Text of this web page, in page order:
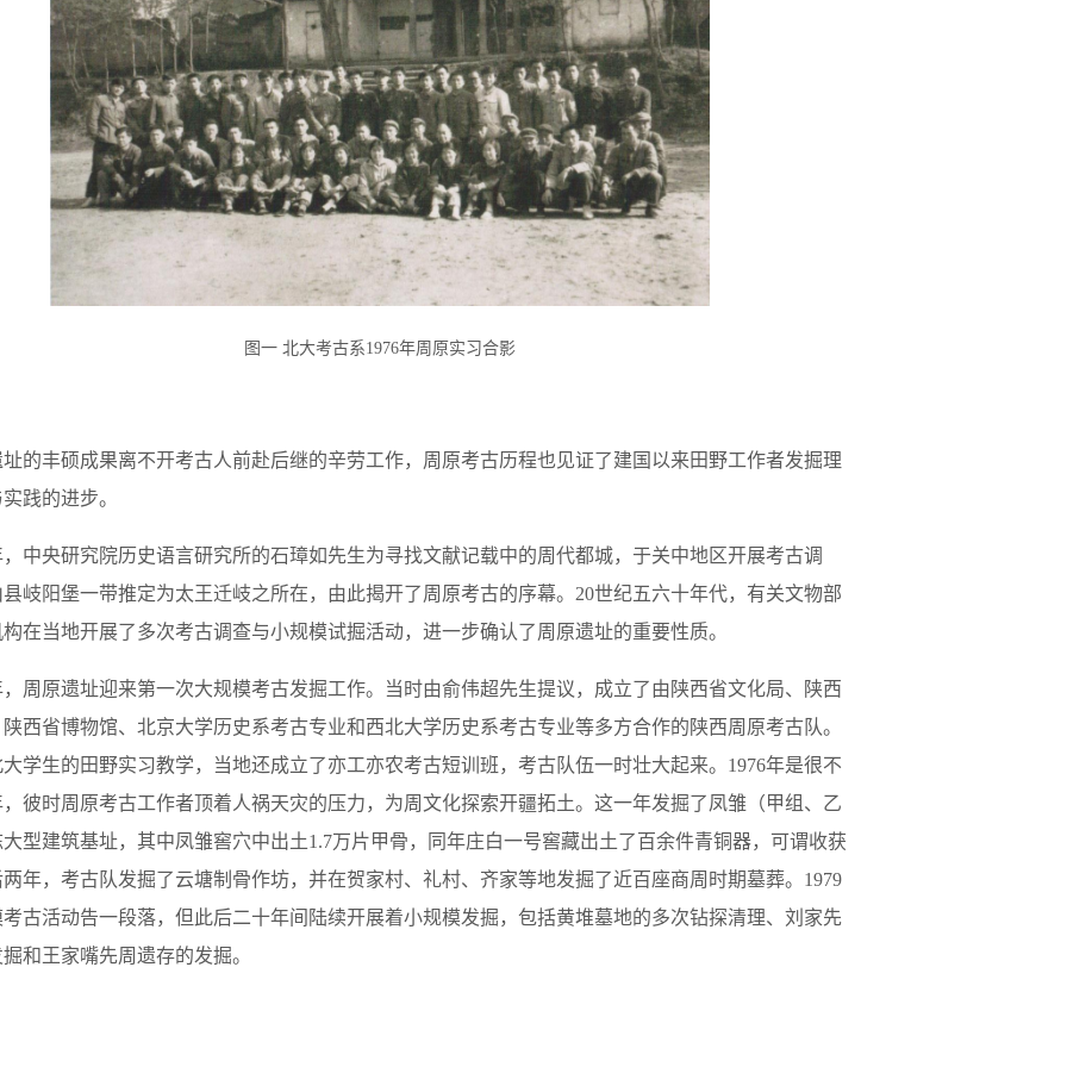
图一 北大考古系1976年周原实习合影
址的丰硕成果离不开考古人前赴后继的辛劳工作，周原考古历程也见证了建国以来田野工作者发掘理
践的进步。
，中央研究院历史语言研究所的石璋如先生为寻找文献记载中的周代都城，于关中地区开展考古调
岐阳堡一带推定为太王迁岐之所在，由此揭开了周原考古的序幕。20世纪五六十年代，有关文物部
在当地开展了多次考古调查与小规模试掘活动，进一步确认了周原遗址的重要性质。
，周原遗址迎来第一次大规模考古发掘工作。当时由俞伟超先生提议，成立了由陕西省文化局、陕西
西省博物馆、北京大学历史系考古专业和西北大学历史系考古专业等多方合作的陕西周原考古队。
学生的田野实习教学，当地还成立了亦工亦农考古短训班，考古队伍一时壮大起来。1976年是很不
彼时周原考古工作者顶着人祸天灾的压力，为周文化探索开疆拓土。这一年发掘了凤雏（甲组、乙
型建筑基址，其中凤雏窖穴中出土1.7万片甲骨，同年庄白一号窖藏出土了百余件青铜器，可谓收获
年，考古队发掘了云塘制骨作坊，并在贺家村、礼村、齐家等地发掘了近百座商周时期墓葬。1979
古活动告一段落，但此后二十年间陆续开展着小规模发掘，包括黄堆墓地的多次钻探清理、刘家先
和王家嘴先周遗存的发掘。